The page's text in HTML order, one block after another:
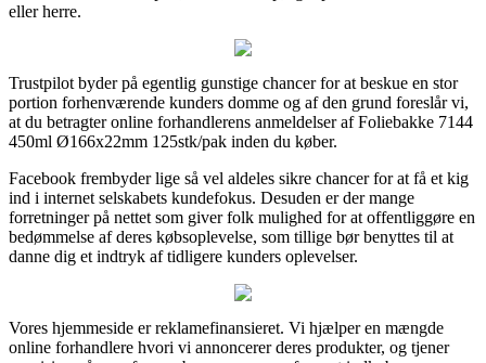
eller herre.
Trustpilot byder på egentlig gunstige chancer for at beskue en stor
portion forhenværende kunders domme og af den grund foreslår vi,
at du betragter online forhandlerens anmeldelser af Foliebakke 7144
450ml Ø166x22mm 125stk/pak inden du køber.
Facebook frembyder lige så vel aldeles sikre chancer for at få et kig
ind i internet selskabets kundefokus. Desuden er der mange
forretninger på nettet som giver folk mulighed for at offentliggøre en
bedømmelse af deres købsoplevelse, som tillige bør benyttes til at
danne dig et indtryk af tidligere kunders oplevelser.
Vores hjemmeside er reklamefinansieret. Vi hjælper en mængde
online forhandlere hvori vi annoncerer deres produkter, og tjener